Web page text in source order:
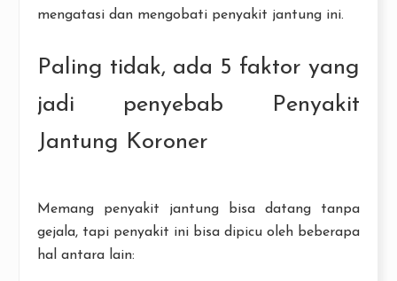
mengatasi dan mengobati penyakit jantung ini.
Paling tidak, ada 5 faktor yang
jadi penyebab Penyakit
Jantung Koroner
Memang penyakit jantung bisa datang tanpa
gejala, tapi penyakit ini bisa dipicu oleh beberapa
hal antara lain: